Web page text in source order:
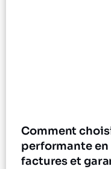
Comment
performante
factures et